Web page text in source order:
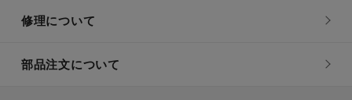
修理について
部品注文について